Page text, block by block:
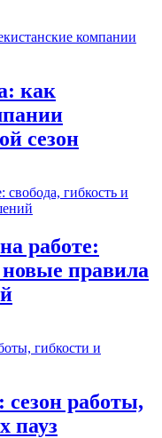
как
сезон
работе:
новые правила
сезон работы,
пауз